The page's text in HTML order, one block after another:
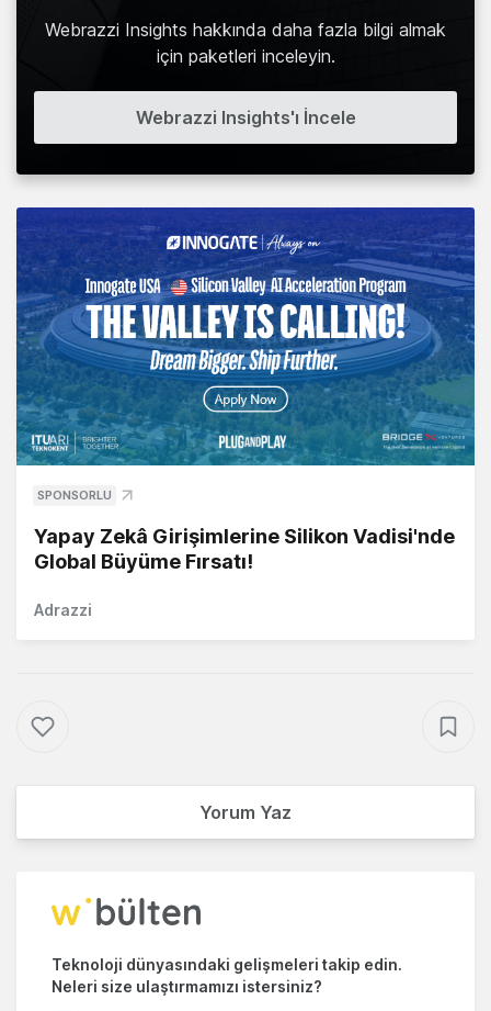
Webrazzi Insights hakkında daha fazla bilgi almak
için paketleri inceleyin.
Webrazzi Insights'ı İncele
SPONSORLU
Yapay Zekâ Girişimlerine Silikon Vadisi'nde
Global Büyüme Fırsatı!
Adrazzi
Yorum Yaz
Teknoloji dünyasındaki gelişmeleri takip edin.
Neleri size ulaştırmamızı istersiniz?